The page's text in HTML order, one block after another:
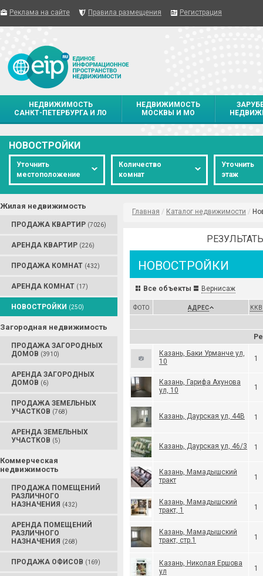
Реклама на сайте Правила размещения Регистрация
НЕДВИЖИМОСТЬ
САНКТ-ПЕТЕРБУРГА И ЛО
НЕДВИЖИМОСТЬ
МОСКВЫ И МО
НОВОСТРОЙКИ
Уточнить
местоположение
Количество
комнат
Уточнить
этаж
Жилая недвижимость
ПРОДАЖА КВАРТИР (7026)
АРЕНДА КВАРТИР (226)
ПРОДАЖА КОМНАТ (432)
АРЕНДА КОМНАТ (17)
НОВОСТРОЙКИ (250)
Загородная недвижимость
ПРОДАЖА ЗАГОРОДНЫХ
ДОМОВ (3910)
АРЕНДА ЗАГОРОДНЫХ
ДОМОВ (6)
ПРОДАЖА ЗЕМЕЛЬНЫХ
УЧАСТКОВ (768)
АРЕНДА ЗЕМЕЛЬНЫХ
УЧАСТКОВ (5)
Коммерческая
недвижимость
ПРОДАЖА ПОМЕЩЕНИЙ
РАЗЛИЧНОГО
НАЗНАЧЕНИЯ (432)
АРЕНДА ПОМЕЩЕНИЙ
РАЗЛИЧНОГО
НАЗНАЧЕНИЯ (268)
ПРОДАЖА ОФИСОВ (169)
Главная / Каталог недвижимости /
НОВОСТРОЙКИ
Все объекты Вернисаж
ФОТО АДРЕС ККВ
Казань, Баки Урманче ул,
10
1
Казань, Гарифа Ахунова
ул, 10
1
Казань, Даурская ул, 44В 1
Казань, Даурская ул, 46/3 1
Казань, Мамадышский
тракт
1
Казань, Мамадышский
тракт, 1
1
Казань, Мамадышский
тракт, стр.1
1
Казань, Николая Ершова
ул
1